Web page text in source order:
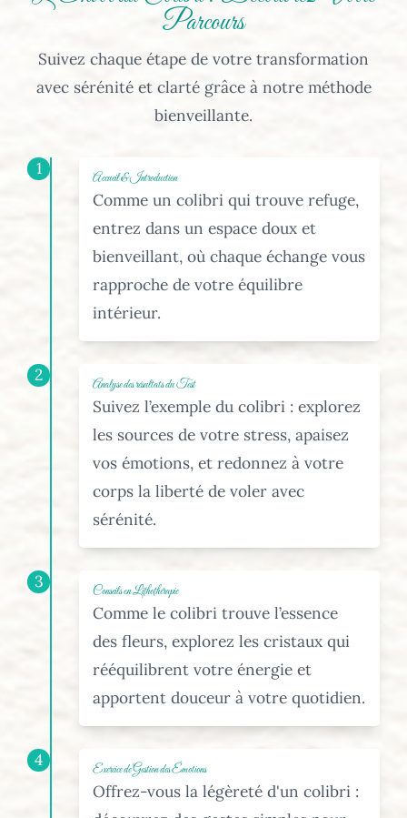
Parcours
Suivez chaque étape de votre transformation
avec sérénité et clarté grâce à notre méthode
bienveillante.
1 Accueil & Introduction
Comme un colibri qui trouve refuge,
entrez dans un espace doux et
bienveillant, où chaque échange vous
rapproche de votre équilibre
intérieur.
2 Analyse des résultats du Test
Suivez l’exemple du colibri : explorez
les sources de votre stress, apaisez
vos émotions, et redonnez à votre
corps la liberté de voler avec
sérénité.
3 Conseils en Lithothérapie
Comme le colibri trouve l’essence
des fleurs, explorez les cristaux qui
rééquilibrent votre énergie et
apportent douceur à votre quotidien.
4 Exercice de Gestion des Émotions
Offrez-vous la légèreté d'un colibri :